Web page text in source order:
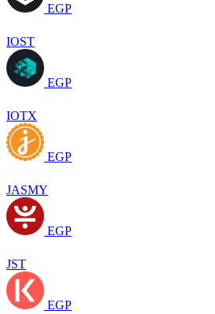
EGP
IOST
EGP
IOTX
EGP
JASMY
EGP
JST
EGP